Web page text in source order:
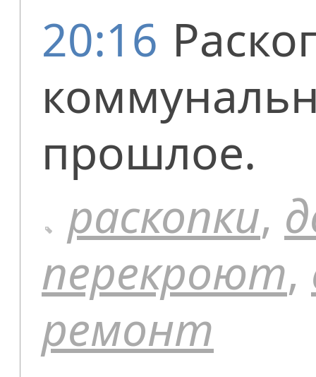
20:16
прошлое.
раскопки,
перекроют,
ремонт